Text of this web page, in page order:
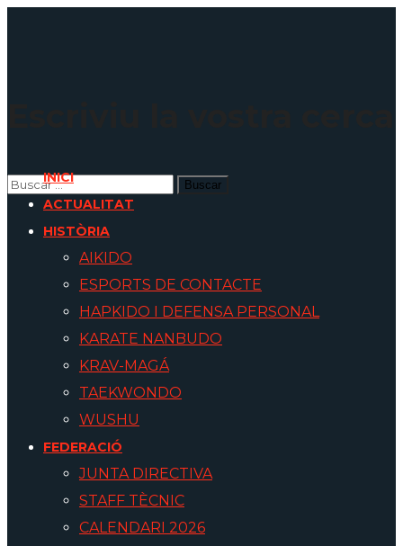
INICI
ACTUALITAT
HISTÒRIA
AIKIDO
ESPORTS DE CONTACTE
HAPKIDO I DEFENSA PERSONAL
KARATE NANBUDO
KRAV-MAGÁ
TAEKWONDO
WUSHU
FEDERACIÓ
JUNTA DIRECTIVA
STAFF TÈCNIC
CALENDARI 2026